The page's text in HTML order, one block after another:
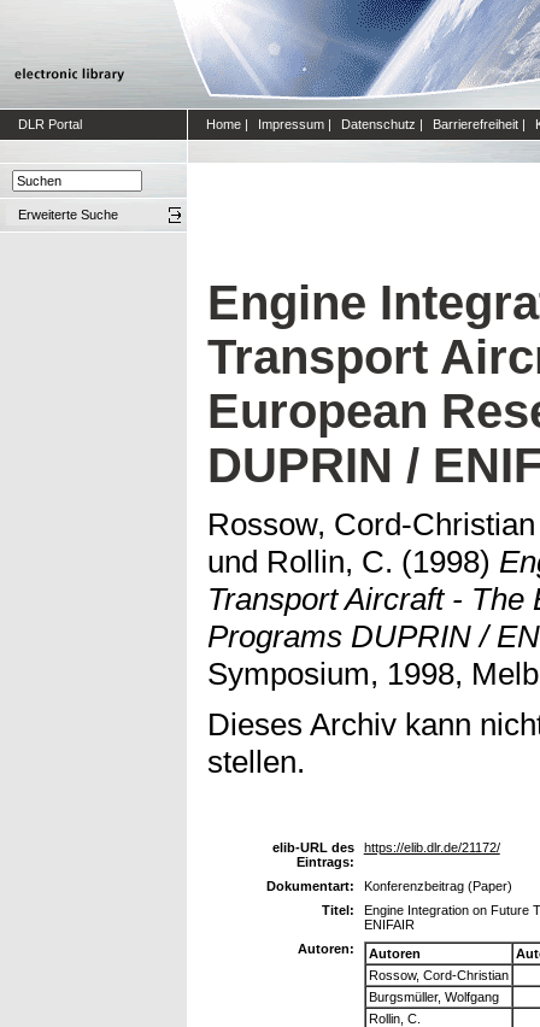
DLR Portal Home | Impressum | Datenschutz | Barrierefreiheit |
Erweiterte Suche
Engine
Transport
European
DUPRIN /
Rossow, Cord-Christian
und Rollin, C. (1998)
Transport Aircraft - The
Programs DUPRIN /
Symposium, 1998,
Dieses Archiv kann
stellen.
elib-URL des
Eintrags:
https://elib.dlr.de/21172/
Dokumentart:
Konferenzbeitrag (Paper)
Titel:
Engine Integration on Future
ENIFAIR
Autoren:
Autoren
Rossow, Cord-Christian
Burgsmüller, Wolfgang
Rollin, C.